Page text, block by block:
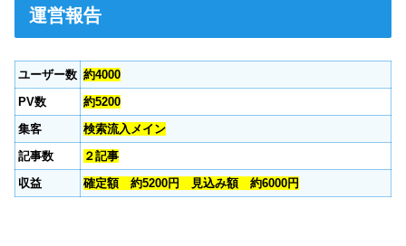
運営報告
ユーザー数 約4000
PV数
約5200
集客
検索流入メイン
記事数
２記事
収益
確定額 約5200円 見込み額 約6000円